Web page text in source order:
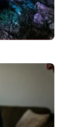
ler o